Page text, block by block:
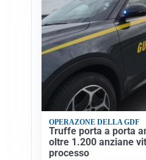
OPERAZONE DELLA GDF
Truffe porta a porta
oltre 1.200 anziane
processo